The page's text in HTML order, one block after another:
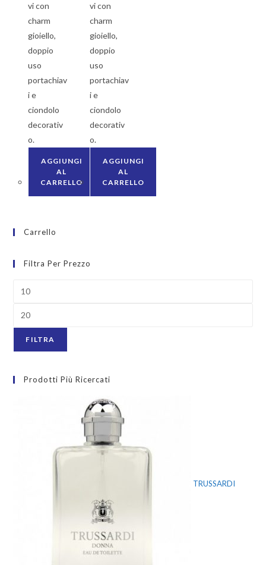
vi con
charm
gioiello,
doppio
uso
portachiav
i e
ciondolo
decorativ
o.
AGGIUNGI
AL
CARRELLO
vi con
charm
gioiello,
doppio
uso
portachiav
i e
ciondolo
decorativ
o.
AGGIUNGI
AL
CARRELLO
Carrello
Filtra Per Prezzo
FILTRA
Prodotti Più Ricercati
TRUSSARDI